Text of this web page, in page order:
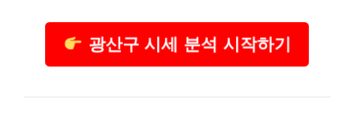
광산구 시세 분석 시작하기